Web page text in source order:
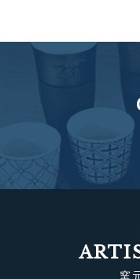
窯